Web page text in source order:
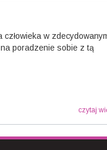
w
poradzenie sobie z tą
czytaj